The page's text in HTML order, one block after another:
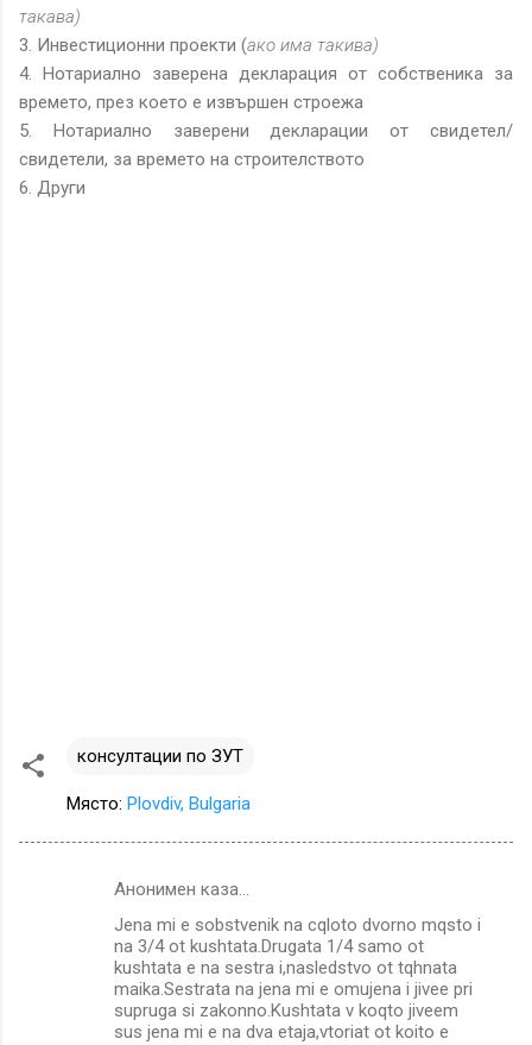
такава)
3. Инвестиционни проекти (ако има такива)
4. Нотариално заверена декларация от собственика за
времето, през което е извършен строежа
5. Нотариално заверени декларации от свидетел/
свидетели, за времето на строителството
6. Други
консултации по ЗУТ
Място: Plovdiv, Bulgaria
Анонимен каза…
Jena mi e sobstvenik na cqloto dvorno mqsto i
na 3/4 ot kushtata.Drugata 1/4 samo ot
kushtata e na sestra i,nasledstvo ot tqhnata
maika.Sestrata na jena mi e omujena i jivee pri
supruga si zakonno.Kushtata v koqto jiveem
sus jena mi e na dva etaja,vtoriat ot koito e